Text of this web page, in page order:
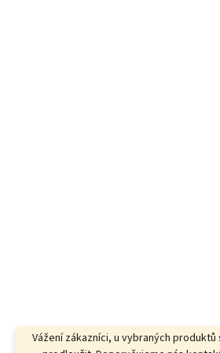
Vážení zákazníci, u vybraných produktů